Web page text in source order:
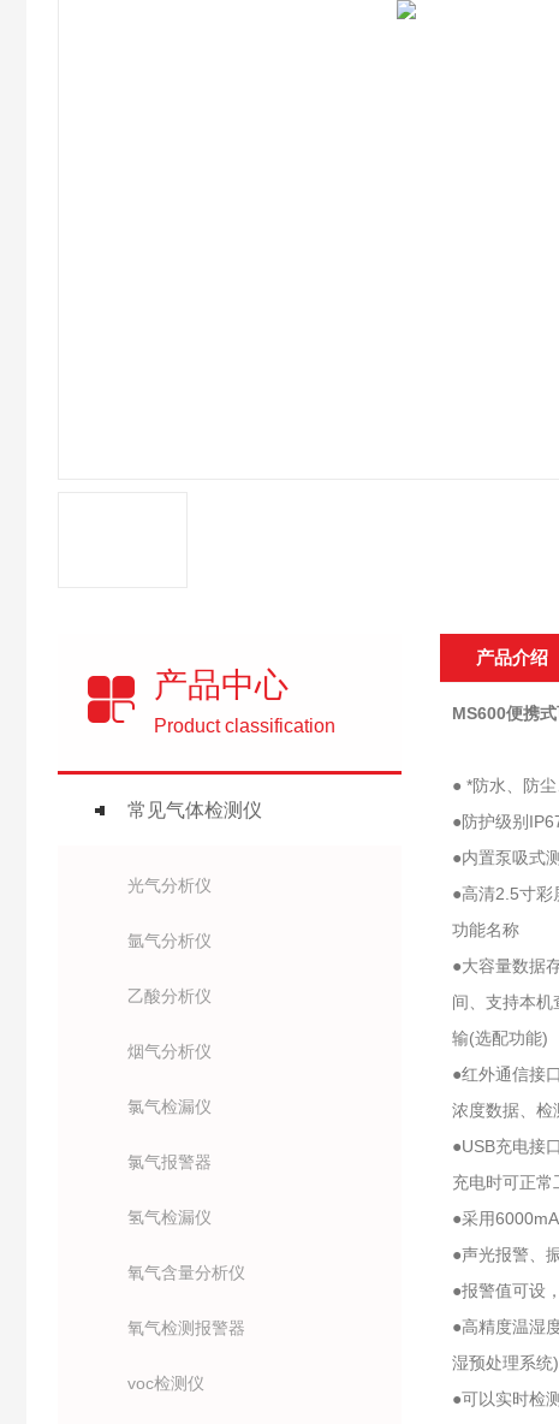
产品中心
Product classification
常见气体检测仪
光气分析仪
氩气分析仪
乙酸分析仪
烟气分析仪
氯气检漏仪
氯气报警器
氢气检漏仪
氧气含量分析仪
氧气检测报警器
voc检测仪
产品介绍
MS600便携
● *防水、防
●防护级别
●内置泵吸式
●高清2.5寸彩
功能名称
●大容量数据
间、支持本
输(选配功能)
●红外通信接
浓度数据、检
●USB充电接
充电时可正常
●采用
●声光报警、
●报警值可设
●高精度温湿
湿预处理系统)
●可以实时检